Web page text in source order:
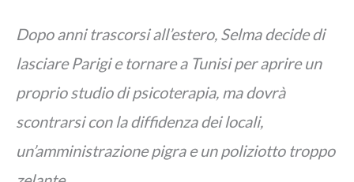
Dopo anni trascorsi all’estero, Selma decide di
lasciare Parigi e tornare a Tunisi per aprire un
proprio studio di psicoterapia, ma dovrà
scontrarsi con la diffidenza dei locali,
un’amministrazione pigra e un poliziotto troppo